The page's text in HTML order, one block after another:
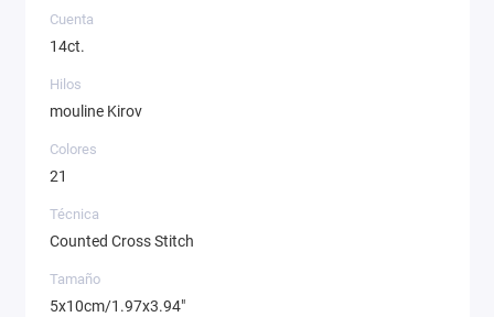
Cuenta
14ct.
Hilos
mouline Kirov
Colores
21
Técnica
Counted Cross Stitch
Tamaño
5x10cm/1.97x3.94"